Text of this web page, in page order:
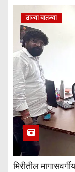
ताज्या बातम्या
मिरीतील